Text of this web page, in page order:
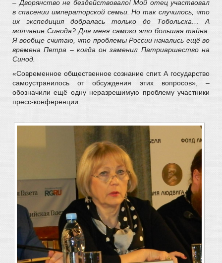
– Дворянство не бездействовало! Мой отец участвовал
в спасении императорской семьи. Но так случилось, что
их экспедиция добралась только до Тобольска… А
молчание Синода? Для меня самого это большая тайна.
Я вообще считаю, что проблемы России начались ещё во
времена Петра – когда он заменил Патриаршество на
Синод.
«Современное общественное сознание спит. А государство
самоустранилось от обсуждения этих вопросов», –
обозначили ещё одну неразрешимую проблему участники
пресс-конференции.